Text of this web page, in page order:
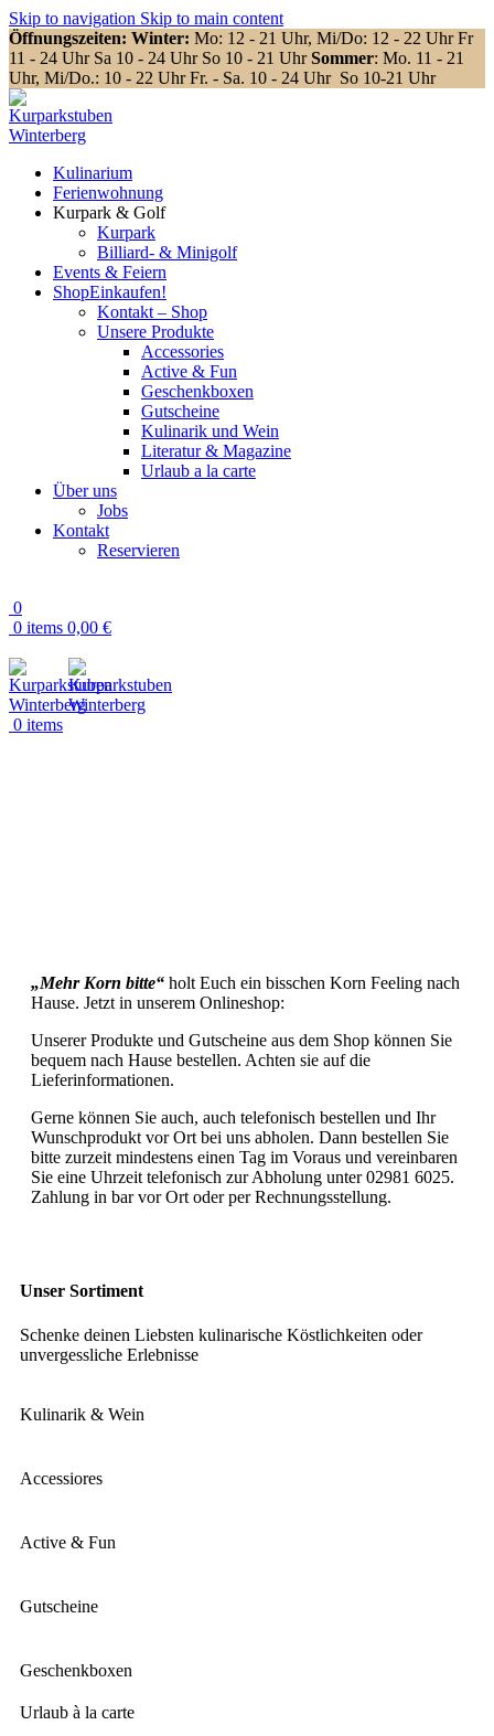
Skip to navigation Skip to main content
Öffnungszeiten: Winter: Mo: 12 - 21 Uhr, Mi/Do: 12 - 22 Uhr Fr
11 - 24 Uhr Sa 10 - 24 Uhr So 10 - 21 UhrSommer: Mo. 11 - 21
Uhr, Mi/Do.: 10 - 22 Uhr Fr. - Sa. 10 - 24 Uhr So 10-21 Uhr
Kulinarium
Ferienwohnung
Kurpark & Golf
Kurpark
Billiard- & Minigolf
Events & Feiern
ShopEinkaufen!
Kontakt – Shop
Unsere Produkte
Accessories
Active & Fun
Geschenkboxen
Gutscheine
Kulinarik und Wein
Literatur & Magazine
Urlaub a la carte
Über uns
Jobs
Kontakt
Reservieren
0
0 items 0,00 €
0 items
„Mehr Korn bitte“ holt Euch ein bisschen Korn Feeling nach
Hause. Jetzt in unserem Onlineshop:
Unserer Produkte und Gutscheine aus dem Shop können Sie
bequem nach Hause bestellen. Achten sie auf die
Lieferinformationen.
Gerne können Sie auch, auch telefonisch bestellen und Ihr
Wunschprodukt vor Ort bei uns abholen. Dann bestellen Sie
bitte zurzeit mindestens einen Tag im Voraus und vereinbaren
Sie eine Uhrzeit telefonisch zur Abholung unter 02981 6025.
Zahlung in bar vor Ort oder per Rechnungsstellung.
Unser Sortiment
Schenke deinen Liebsten kulinarische Köstlichkeiten oder
unvergessliche Erlebnisse
Kulinarik & Wein
Accessiores
Active & Fun
Gutscheine
Geschenkboxen
Urlaub à la carte